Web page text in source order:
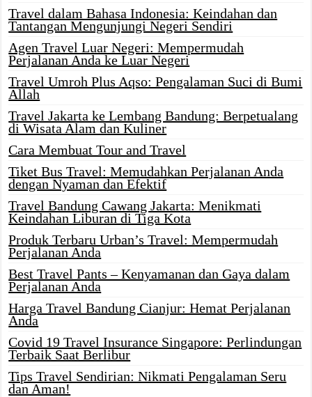
Travel dalam Bahasa Indonesia: Keindahan dan
Tantangan Mengunjungi Negeri Sendiri
Agen Travel Luar Negeri: Mempermudah
Perjalanan Anda ke Luar Negeri
Travel Umroh Plus Aqso: Pengalaman Suci di Bumi
Allah
Travel Jakarta ke Lembang Bandung: Berpetualang
di Wisata Alam dan Kuliner
Cara Membuat Tour and Travel
Tiket Bus Travel: Memudahkan Perjalanan Anda
dengan Nyaman dan Efektif
Travel Bandung Cawang Jakarta: Menikmati
Keindahan Liburan di Tiga Kota
Produk Terbaru Urban’s Travel: Mempermudah
Perjalanan Anda
Best Travel Pants – Kenyamanan dan Gaya dalam
Perjalanan Anda
Harga Travel Bandung Cianjur: Hemat Perjalanan
Anda
Covid 19 Travel Insurance Singapore: Perlindungan
Terbaik Saat Berlibur
Tips Travel Sendirian: Nikmati Pengalaman Seru
dan Aman!